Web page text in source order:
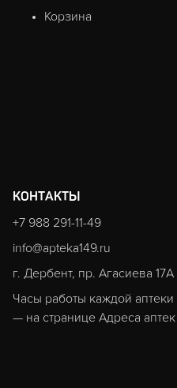
Корзина
КОНТАКТЫ
+7 988 291-11-49
info@apteka149.ru
г. Дербент, пр. Агасиева 17А
Часы работы каждой аптеки
— на странице Адреса аптек